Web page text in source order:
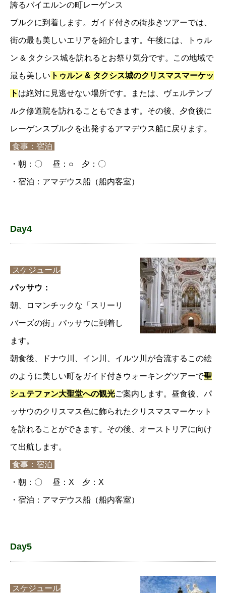
誇るバイエルンの町レーゲンス
ブルクに到着します。ガイド付きの街歩きツアーでは、
街の最も美しいエリアを紹介します。午後には、トゥル
ン & タクシス城を訪れるとお祭り気分です。この地域で
最も美しい トゥルン & タクシス城のクリスマスマーケッ
ト は絶対に見逃せない場所です。または、ヴェルテンブ
ルク修道院を訪れることもできます。その後、夕食後に
レーゲンスブルクを出発するアマデウス船に戻ります。
食事：宿泊
・朝：〇 昼：○ 夕：〇
・宿泊：アマデウス船（船内客室）
Day4
スケジュール
パッサウ：
朝、ロマンチックな「スリーリ
バーズの街」パッサウに到着し
ます。
朝食後、ドナウ川、イン川、イルツ川が合流するこの絵
のように美しい町をガイド付きウォーキングツアーで聖
シュテファン大聖堂への観光ご案内します。昼食後、パ
ッサウのクリスマス色に飾られたクリスマスマーケット
を訪れることができます。その後、オーストリアに向け
て出航します。
食事：宿泊
・朝：〇 昼：X 夕：X
・宿泊：アマデウス船（船内客室）
Day5
スケジュール